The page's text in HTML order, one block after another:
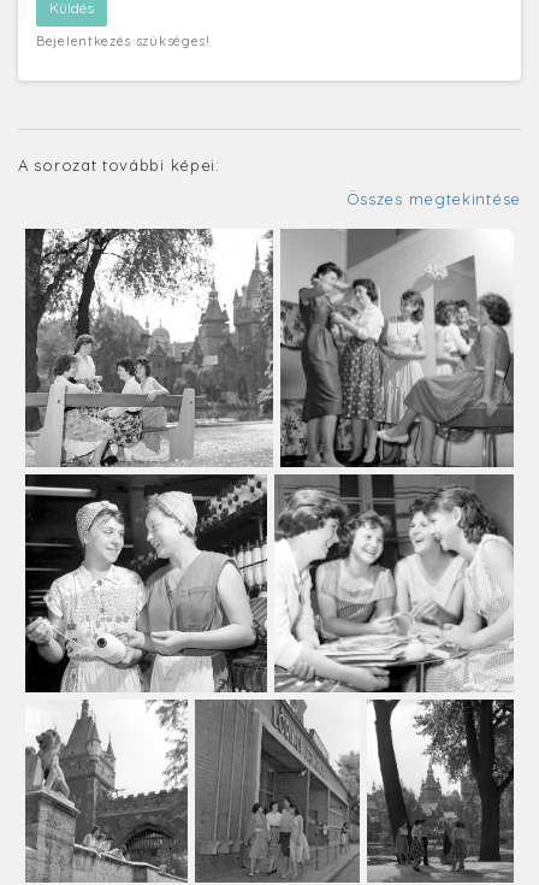
Bejelentkezés szükséges!
A sorozat további képei:
Összes megtekintése